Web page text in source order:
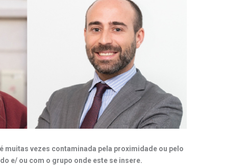
muitas vezes contaminada pela proximidade ou pelo
e/ ou com o grupo onde este se insere.